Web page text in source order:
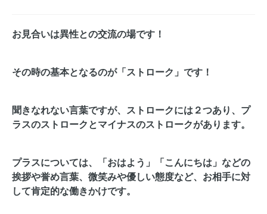
お見合いは異性との交流の場です！
その時の基本となるのが「ストローク」です！
聞きなれない言葉ですが、ストロークには２つあり、プ
ラスのストロークとマイナスのストロークがあります。
プラスについては、「おはよう」「こんにちは」などの
挨拶や誉め言葉、微笑みや優しい態度など、お相手に対
して肯定的な働きかけです。